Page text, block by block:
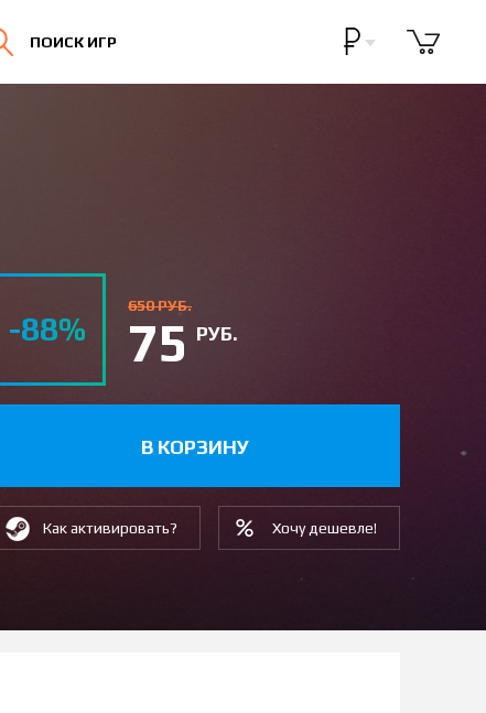
ПОИСК ИГР
-88%
650 РУБ.
75РУБ.
В КОРЗИНУ
Как активировать? Хочу дешевле!